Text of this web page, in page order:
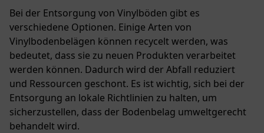
Bei der Entsorgung von Vinylböden gibt es
verschiedene Optionen. Einige Arten von
Vinylbodenbelägen können recycelt werden, was
bedeutet, dass sie zu neuen Produkten verarbeitet
werden können. Dadurch wird der Abfall reduziert
und Ressourcen geschont. Es ist wichtig, sich bei der
Entsorgung an lokale Richtlinien zu halten, um
sicherzustellen, dass der Bodenbelag umweltgerecht
behandelt wird.